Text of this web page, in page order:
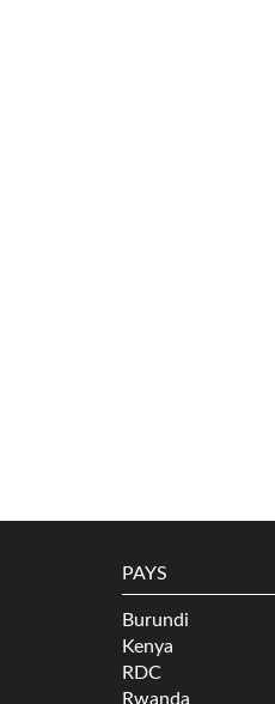
PAYS
Burundi
Kenya
RDC
Rwanda